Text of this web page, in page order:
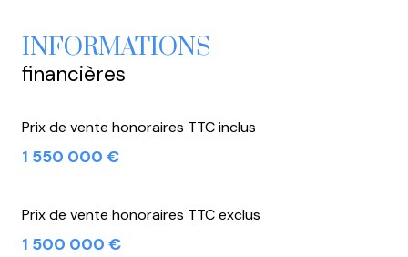
INFORMATIONS
financières
Prix de vente honoraires TTC inclus
1 550 000 €
Prix de vente honoraires TTC exclus
1 500 000 €